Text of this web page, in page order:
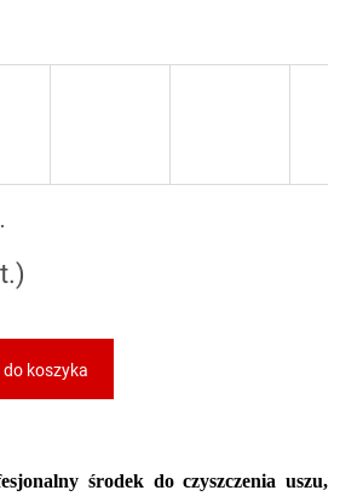
do koszyka
środek do czyszczenia uszu,